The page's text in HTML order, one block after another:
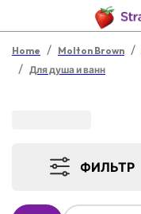
Home / Molton Brown /
/ Для душа и ванн
ФИЛЬТР